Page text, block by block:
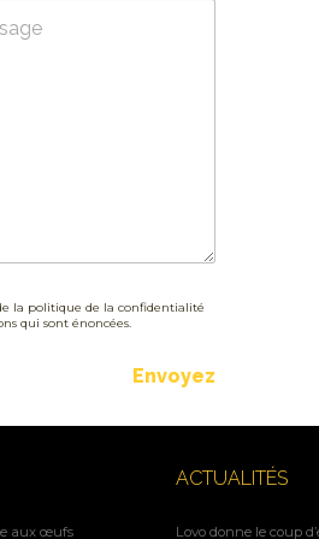
la politique de la confidentialité
qui sont énoncées.
Envoyez
aux œufs
ACTUALITÉS
Lovo donne le coup